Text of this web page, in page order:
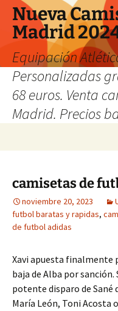
Nueva
Madrid
Equipación
Personalizadas
68 euros. Venta
Madrid. Precios
camisetas de
noviembre 20, 2023
futbol baratas y rapidas,
de futbol adidas
Xavi apuesta finalmente
baja de Alba por
potente disparo de Sané
María León, Toni Acosta